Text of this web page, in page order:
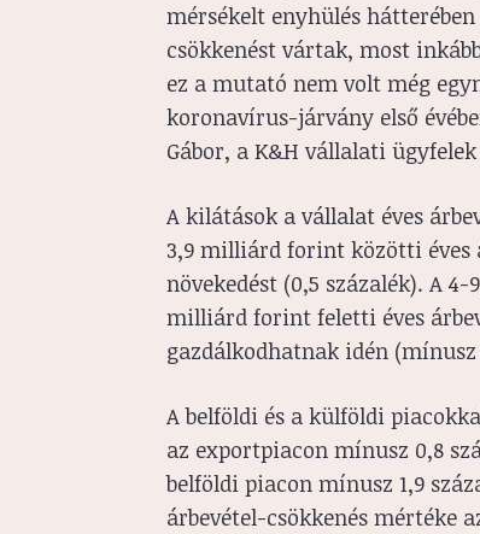
mérsékelt enyhülés
csökkenést vártak, most
ez a mutató nem volt még
koronavírus-járvány első
Gábor, a K&H vállalati
A kilátások a vállalat éves
3,9 milliárd forint közötti éves
növekedést (0,5 százalék). A
milliárd forint feletti éves
gazdálkodhatnak idén (mínusz
A belföldi és a külföldi
az exportpiacon mínusz 0,8
belföldi piacon mínusz 1,9
árbevétel-csökkenés mértéke